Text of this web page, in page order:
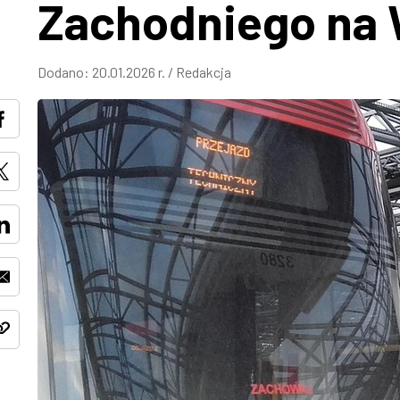
Zachodniego na
Dodano: 20.01.2026 r. / Redakcja